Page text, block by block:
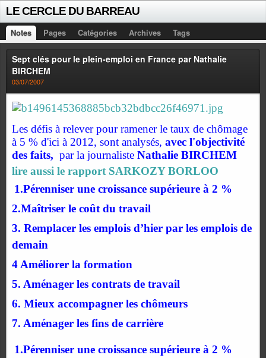
LE CERCLE DU BARREAU
Notes Pages Catégories Archives Tags
Sept clés pour le plein-emploi en France par Nathalie
BIRCHEM
03/07/2007
Les défis à relever pour ramener le taux de chômage
à 5 % d'ici à 2012, sont analysés, avec l'objectivité
des faits, par la journaliste Nathalie BIRCHEM
lire aussi le rapport SARKOZY BORLOO
1.Pérenniser une croissance supérieure à 2 %
2.Maîtriser le coût du travail
3. Remplacer les emplois d’hier par les emplois de
demain
4 Améliorer la formation
5. Aménager les contrats de travail
6. Mieux accompagner les chômeurs
7. Aménager les fins de carrière
1.Pérenniser une croissance supérieure à 2 %